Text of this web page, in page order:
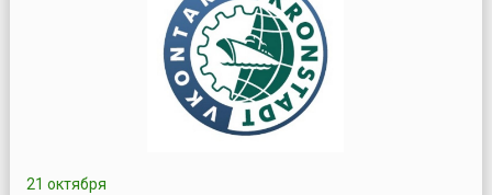
21 октября